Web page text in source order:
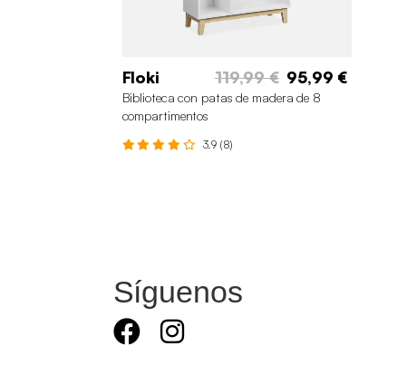
Floki 119,99 € 95,99 €
Biblioteca con patas de madera de 8
compartimentos
3.9 (8)
Síguenos